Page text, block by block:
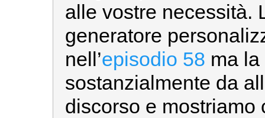
alle vostre necessità.
generatore
nell’episodio 58 ma
sostanzialmente da
discorso e mostriamo